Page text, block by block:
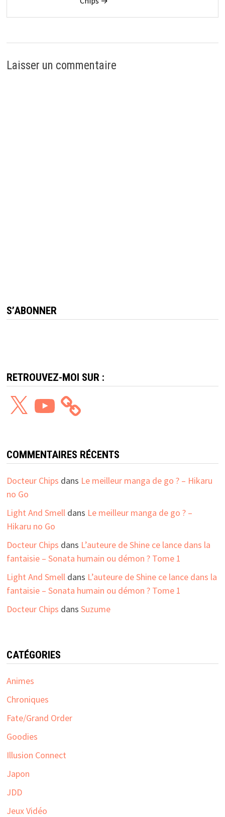
Laisser un commentaire
S’ABONNER
RETROUVEZ-MOI SUR :
YouTube
COMMENTAIRES RÉCENTS
Docteur Chips dans Le meilleur manga de go ? – Hikaru
no Go
Light And Smelldans Le meilleur manga de go ? –
Hikaru no Go
Docteur Chips dans L’auteure de Shine ce lance dans la
fantaisie – Sonata humain ou démon ? Tome 1
Light And Smelldans L’auteure de Shine ce lance dans la
fantaisie – Sonata humain ou démon ? Tome 1
Docteur Chips dans Suzume
CATÉGORIES
Animes
Chroniques
Fate/Grand Order
Goodies
Illusion Connect
Japon
JDD
Jeux Vidéo